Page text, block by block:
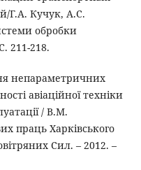
Г.А. Кучук, А.С.
обробки
211-218.
непараметричних
авіаційної техніки
/ В.М.
праць Харківського
Сил. – 2012. –